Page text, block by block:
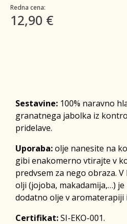
Redna cena:
12,90 €
Sestavine: 100% naravno
granatnega jabolka iz
pridelave.
Uporaba:olje nanesite na
gibi enakomerno vtirajte v
predvsem za nego obraza.
olji (jojoba, makadamija,…)
dodatno olje v aromaterapiji
Certifikat:SI-EKO-001.